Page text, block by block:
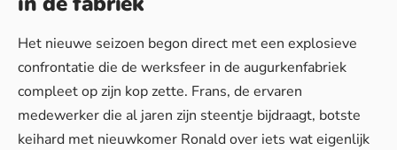
Het nieuwe seizoen begon direct met een explosieve
confrontatie die de werksfeer in de augurkenfabriek
compleet op zijn kop zette. Frans, de ervaren
medewerker die al jaren zijn steentje bijdraagt, botste
keihard met nieuwkomer Ronald over iets wat eigenlijk